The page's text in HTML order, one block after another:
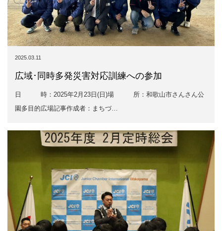
2025.03.11
広域･同時多発災害対応訓練への参加
日 時：2025年2月23日(日)場 所：和歌山市さんさん公
園多目的広場記事作成者：まちづ…